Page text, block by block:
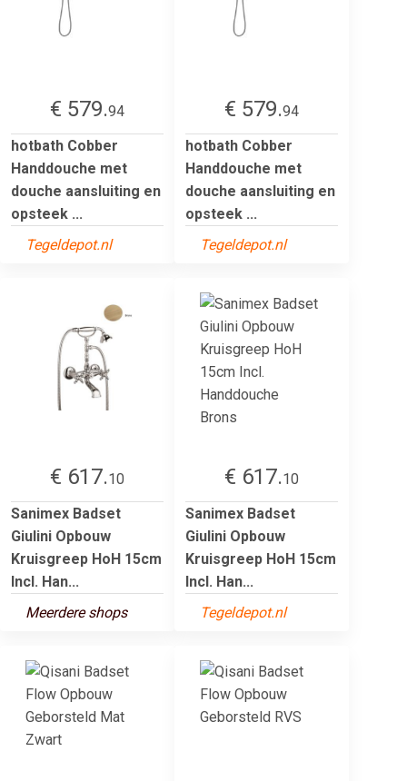
€ 579.94
hotbath Cobber
Handdouche met
douche aansluiting en
opsteek ...
Tegeldepot.nl
€ 579.94
hotbath Cobber
Handdouche met
douche aansluiting en
opsteek ...
Tegeldepot.nl
€ 617.10
Sanimex Badset
Giulini Opbouw
Kruisgreep HoH 15cm
Incl. Han...
Meerdere shops
€ 617.10
Sanimex Badset
Giulini Opbouw
Kruisgreep HoH 15cm
Incl. Han...
Tegeldepot.nl